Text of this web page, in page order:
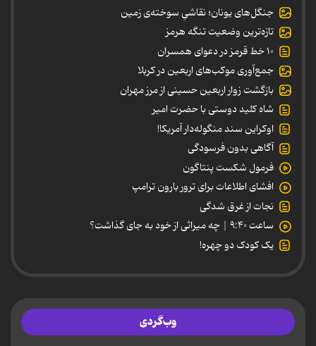
جنگل‌های یونان؛ نقاشیِ سوخته‌ی زمین
تازه‌ترین وضعیت تنگه هرمز
۱۰ خط قرمز در دعوای همسران
جمع‌آوری موکب‌های اربعین در کربلا
بازگشت زوار اربعین حسینی از مرز مهران
شاه کلید دوستی با حضرت امیر
اوکراین سند منگوله‌دار آمریکا!
آگاهی بدون فرسودگی
فرمول شکست پنتاگون
افشای اطلاعات برای ترور بارون ترامپ
نجات از غرق شدگی
ساعت ۹:۴۰ | چه میراثی از خود به جای گذاشت؟
یک کودک دو چهره!
وب‌گردی